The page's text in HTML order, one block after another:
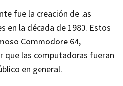
fue la creación de las
en la década de 1980. Estos
Commodore 64,
que las computadoras fueran
en general.